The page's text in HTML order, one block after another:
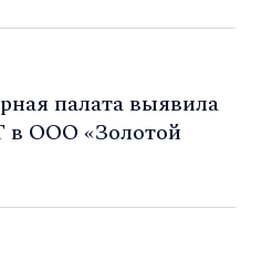
палата выявила
ООО «Золотой